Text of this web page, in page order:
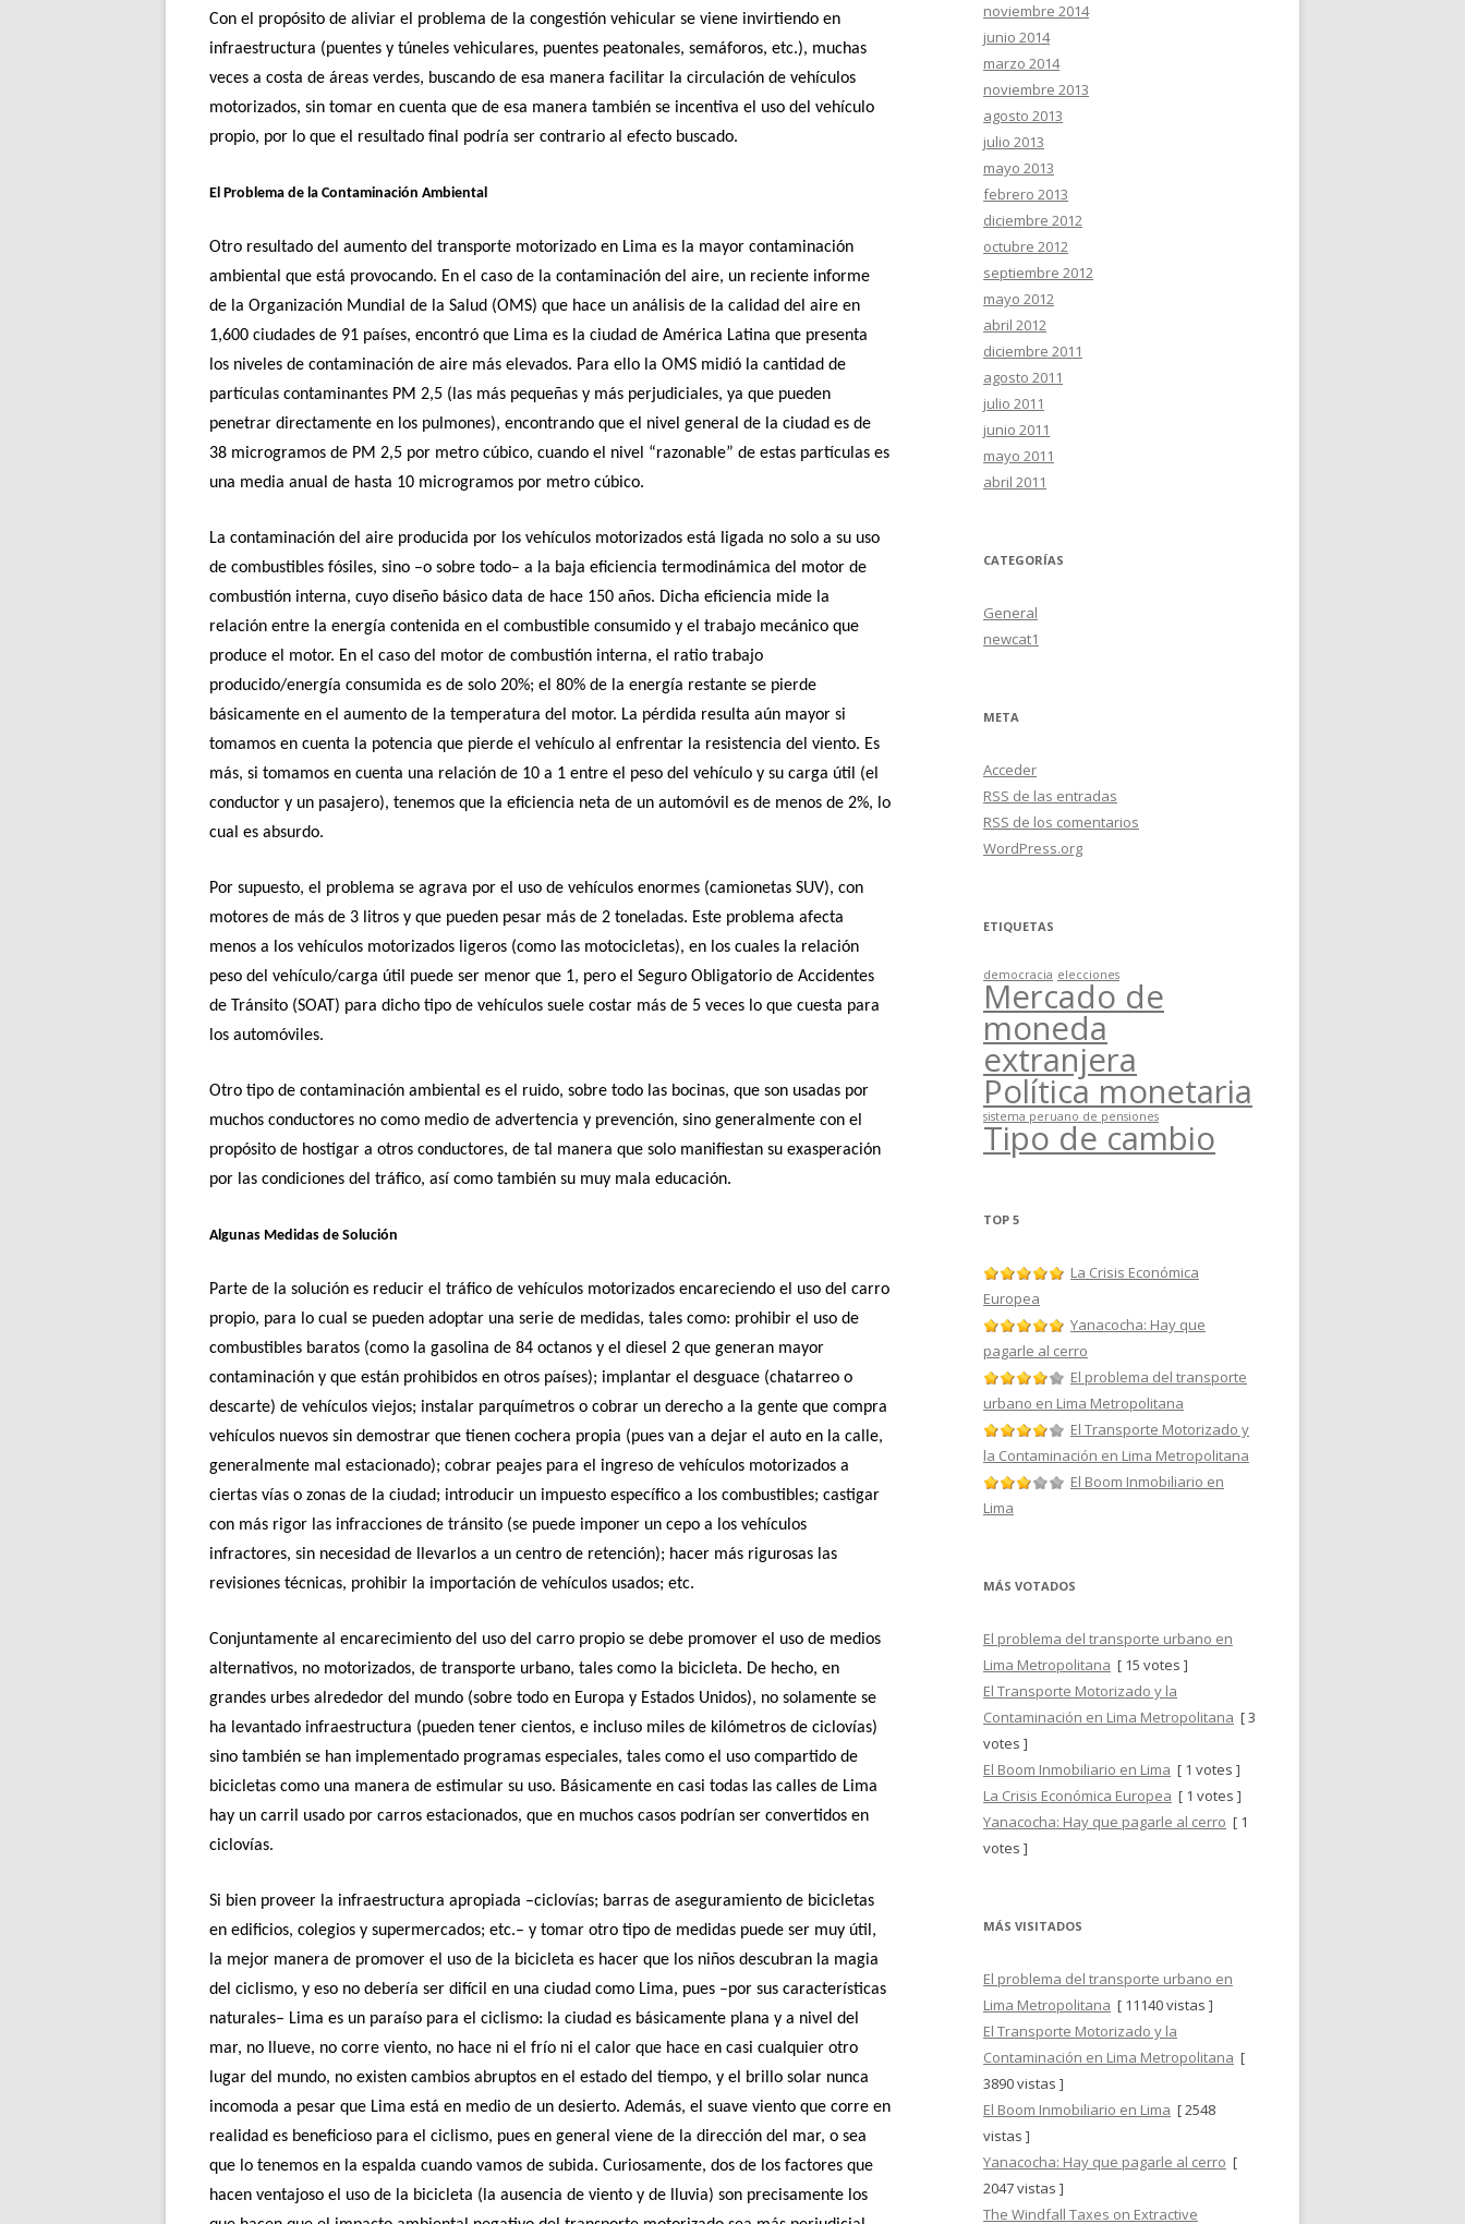
Con el propósito de aliviar el problema de la congestión vehicular se viene invirtiendo en
infraestructura (puentes y túneles vehiculares, puentes peatonales, semáforos, etc.), muchas
veces a costa de áreas verdes, buscando de esa manera facilitar la circulación de vehículos
motorizados, sin tomar en cuenta que de esa manera también se incentiva el uso del vehículo
propio, por lo que el resultado final podría ser contrario al efecto buscado.
El Problema de la Contaminación Ambiental
Otro resultado del aumento del transporte motorizado en Lima es la mayor contaminación
ambiental que está provocando. En el caso de la contaminación del aire, un reciente informe
de la Organización Mundial de la Salud (OMS) que hace un análisis de la calidad del aire en
1,600 ciudades de 91 países, encontró que Lima es la ciudad de América Latina que presenta
los niveles de contaminación de aire más elevados. Para ello la OMS midió la cantidad de
partículas contaminantes PM 2,5 (las más pequeñas y más perjudiciales, ya que pueden
penetrar directamente en los pulmones), encontrando que el nivel general de la ciudad es de
38 microgramos de PM 2,5 por metro cúbico, cuando el nivel “razonable” de estas partículas es
una media anual de hasta 10 microgramos por metro cúbico.
La contaminación del aire producida por los vehículos motorizados está ligada no solo a su uso
de combustibles fósiles, sino –o sobre todo– a la baja eficiencia termodinámica del motor de
combustión interna, cuyo diseño básico data de hace 150 años. Dicha eficiencia mide la
relación entre la energía contenida en el combustible consumido y el trabajo mecánico que
produce el motor. En el caso del motor de combustión interna, el ratio trabajo
producido/energía consumida es de solo 20%; el 80% de la energía restante se pierde
básicamente en el aumento de la temperatura del motor. La pérdida resulta aún mayor si
tomamos en cuenta la potencia que pierde el vehículo al enfrentar la resistencia del viento. Es
más, si tomamos en cuenta una relación de 10 a 1 entre el peso del vehículo y su carga útil (el
conductor y un pasajero), tenemos que la eficiencia neta de un automóvil es de menos de 2%, lo
cual es absurdo.
Por supuesto, el problema se agrava por el uso de vehículos enormes (camionetas SUV), con
motores de más de 3 litros y que pueden pesar más de 2 toneladas. Este problema afecta
menos a los vehículos motorizados ligeros (como las motocicletas), en los cuales la relación
peso del vehículo/carga útil puede ser menor que 1, pero el Seguro Obligatorio de Accidentes
de Tránsito (SOAT) para dicho tipo de vehículos suele costar más de 5 veces lo que cuesta para
los automóviles.
Otro tipo de contaminación ambiental es el ruido, sobre todo las bocinas, que son usadas por
muchos conductores no como medio de advertencia y prevención, sino generalmente con el
propósito de hostigar a otros conductores, de tal manera que solo manifiestan su exasperación
por las condiciones del tráfico, así como también su muy mala educación.
Algunas Medidas de Solución
Parte de la solución es reducir el tráfico de vehículos motorizados encareciendo el uso del carro
propio, para lo cual se pueden adoptar una serie de medidas, tales como: prohibir el uso de
combustibles baratos (como la gasolina de 84 octanos y el diesel 2 que generan mayor
contaminación y que están prohibidos en otros países); implantar el desguace (chatarreo o
descarte) de vehículos viejos; instalar parquímetros o cobrar un derecho a la gente que compra
vehículos nuevos sin demostrar que tienen cochera propia (pues van a dejar el auto en la calle,
generalmente mal estacionado); cobrar peajes para el ingreso de vehículos motorizados a
ciertas vías o zonas de la ciudad; introducir un impuesto específico a los combustibles; castigar
con más rigor las infracciones de tránsito (se puede imponer un cepo a los vehículos
infractores, sin necesidad de llevarlos a un centro de retención); hacer más rigurosas las
revisiones técnicas, prohibir la importación de vehículos usados; etc.
Conjuntamente al encarecimiento del uso del carro propio se debe promover el uso de medios
alternativos, no motorizados, de transporte urbano, tales como la bicicleta. De hecho, en
grandes urbes alrededor del mundo (sobre todo en Europa y Estados Unidos), no solamente se
ha levantado infraestructura (pueden tener cientos, e incluso miles de kilómetros de ciclovías)
sino también se han implementado programas especiales, tales como el uso compartido de
bicicletas como una manera de estimular su uso. Básicamente en casi todas las calles de Lima
hay un carril usado por carros estacionados, que en muchos casos podrían ser convertidos en
ciclovías.
Si bien proveer la infraestructura apropiada –ciclovías; barras de aseguramiento de bicicletas
en edificios, colegios y supermercados; etc.– y tomar otro tipo de medidas puede ser muy útil,
la mejor manera de promover el uso de la bicicleta es hacer que los niños descubran la magia
del ciclismo, y eso no debería ser difícil en una ciudad como Lima, pues –por sus características
naturales– Lima es un paraíso para el ciclismo: la ciudad es básicamente plana y a nivel del
mar, no llueve, no corre viento, no hace ni el frío ni el calor que hace en casi cualquier otro
lugar del mundo, no existen cambios abruptos en el estado del tiempo, y el brillo solar nunca
incomoda a pesar que Lima está en medio de un desierto. Además, el suave viento que corre en
realidad es beneficioso para el ciclismo, pues en general viene de la dirección del mar, o sea
que lo tenemos en la espalda cuando vamos de subida. Curiosamente, dos de los factores que
hacen ventajoso el uso de la bicicleta (la ausencia de viento y de lluvia) son precisamente los
noviembre 2014
junio 2014
marzo 2014
noviembre 2013
agosto 2013
julio 2013
mayo 2013
febrero 2013
diciembre 2012
octubre 2012
septiembre 2012
mayo 2012
abril 2012
diciembre 2011
agosto 2011
julio 2011
junio 2011
mayo 2011
abril 2011
CATEGORÍAS
General
newcat1
META
Acceder
RSS de las entradas
RSS de los comentarios
WordPress.org
ETIQUETAS
democracia elecciones
Mercado de
moneda
extranjera
Política monetaria
sistema peruano de pensiones
Tipo de cambio
TOP 5
La Crisis Económica
Europea
Yanacocha: Hay que
pagarle al cerro
El problema del transporte
urbano en Lima Metropolitana
El Transporte Motorizado y
la Contaminación en Lima Metropolitana
El Boom Inmobiliario en
Lima
MÁS VOTADOS
El problema del transporte urbano en
Lima Metropolitana [ 15 votes ]
El Transporte Motorizado y la
Contaminación en Lima Metropolitana [ 3
votes ]
El Boom Inmobiliario en Lima [ 1 votes ]
La Crisis Económica Europea [ 1 votes ]
Yanacocha: Hay que pagarle al cerro [ 1
votes ]
MÁS VISITADOS
El problema del transporte urbano en
Lima Metropolitana [ 11140 vistas ]
El Transporte Motorizado y la
Contaminación en Lima Metropolitana [
3890 vistas ]
El Boom Inmobiliario en Lima [ 2548
vistas ]
Yanacocha: Hay que pagarle al cerro [
2047 vistas ]
The Windfall Taxes on Extractive